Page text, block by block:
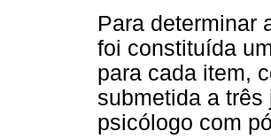
Para determinar
foi constituída
para cada item,
submetida a
psicólogo com